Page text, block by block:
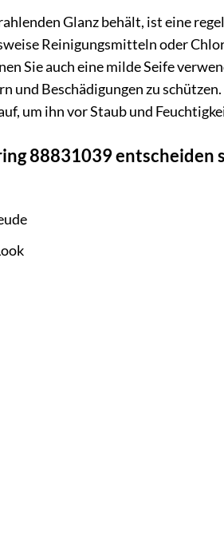
Glanz behält, ist eine
Reinigungsmitteln oder
Sie auch eine milde Seife
Beschädigungen zu
um ihn vor Staub und
88831039 entscheiden